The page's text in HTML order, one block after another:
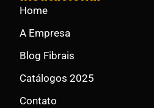
Home
A Empresa
Blog Fibrais
Catálogos 2025
Contato